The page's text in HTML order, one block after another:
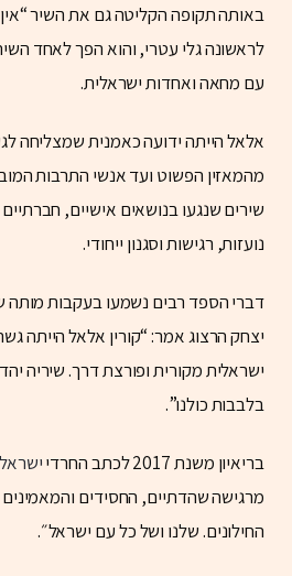
באותה תקופה הקליטה גם את השיר
לראשונה גלי עטרי, והוא הפך לאחד
עם מחאה ואחדות ישראלית.
אלאל הייתה ידועה כאמנית שמצליחה
מהמאזין הפשוט ועד אנשי התרבות
שירים שנגעו בנושאים אישיים,
נועזות, רגישות וסגנון ייחודי.
דברי הספד רבים נשמעו בעקבות מותה
יצחק הרצוג אמר: “קורין אלאל הייתה
ישראלית מקורית ופורצת דרך. שיריה
בלבבות כולנו”.
בריאיון משנת 2017 לכתב החרדי
מרגישה שהדתיים, החסידים
החילונים. שלנו ושל כל עם ישראל״.